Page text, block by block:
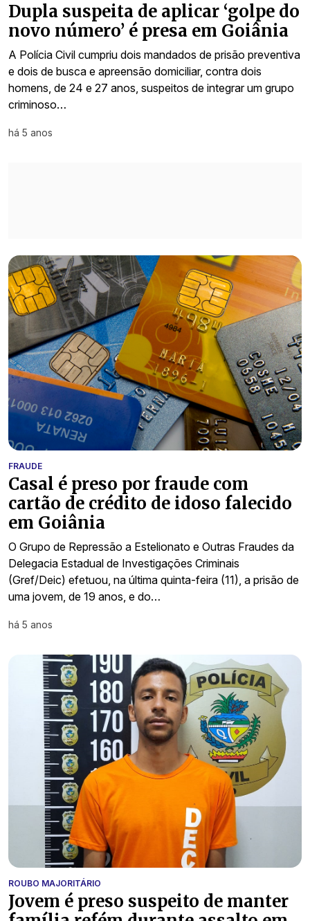
Dupla suspeita de aplicar ‘golpe do
novo número’ é presa em Goiânia
A Polícia Civil cumpriu dois mandados de prisão preventiva
e dois de busca e apreensão domiciliar, contra dois
homens, de 24 e 27 anos, suspeitos de integrar um grupo
criminoso…
há 5 anos
FRAUDE
Casal é preso por fraude com
cartão de crédito de idoso falecido
em Goiânia
O Grupo de Repressão a Estelionato e Outras Fraudes da
Delegacia Estadual de Investigações Criminais
(Gref/Deic) efetuou, na última quinta-feira (11), a prisão de
uma jovem, de 19 anos, e do…
há 5 anos
ROUBO MAJORITÁRIO
Jovem é preso suspeito de manter